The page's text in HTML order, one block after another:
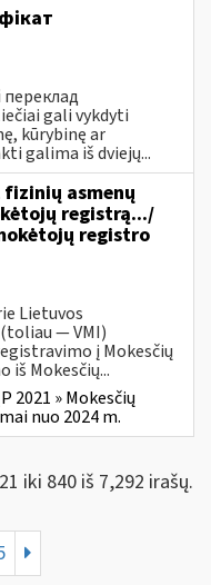
gali vykdyti
kūrybinę ar
galima iš dviejų...
asmenų
registrą.../
registro
Lietuvos
— VMI)
į Mokesčių
Mokesčių...
2021 » Mokesčių
nuo 2024 m.
iki 840 iš 7,292 irašų.